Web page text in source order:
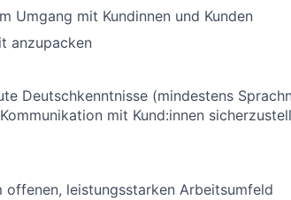
Umgang mit Kundinnen und Kunden
anzupacken
Deutschkenntnisse (mindestens
mit Kund:innen
offenen, leistungsstarken Arbeitsumfeld